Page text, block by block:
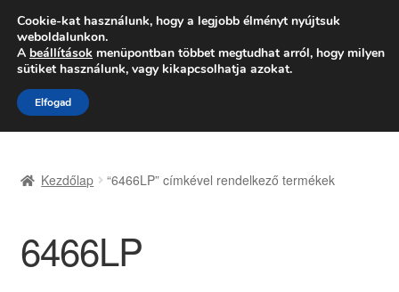
SZÁLLÍTÁS 2618 Ft-tól
Hétfő-Péntek 9:00–16:0006 80 088 054
Ugrás
a
navigációhoz
Kilépés
a
tartalomba
Adatvédelmi irányelvek
Felhasználási feltételek
Kezdőlap “6466LP” címkével rendelkező termékek
6466LP
Cookie-kat használunk, hogy a legjobb élményt nyújtsuk
weboldalunkon.
A beállítások menüpontban többet megtudhat arról, hogy milyen
sütiket használunk, vagy kikapcsolhatja azokat.
Elfogad